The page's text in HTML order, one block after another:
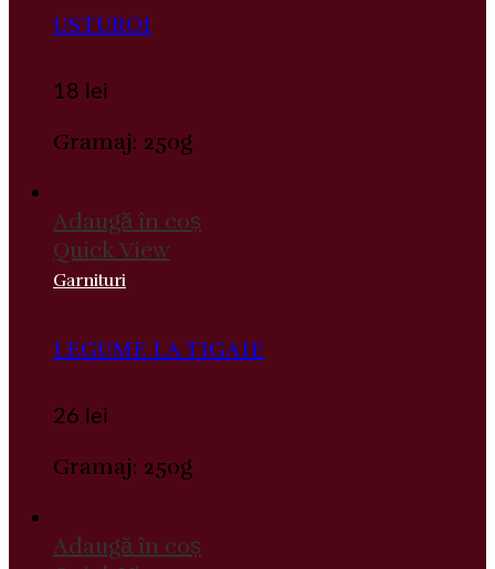
USTUROI
18 lei
Gramaj: 250g
Adaugă în coș
Quick View
Garnituri
LEGUME LA TIGAIE
26 lei
Gramaj: 250g
Adaugă în coș